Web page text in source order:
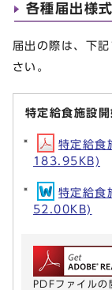
各種届出様式
届出の際は、下
さい。
特定給食施設
特定給食
183.95KB)
特定給
52.00KB)
PDFファイル